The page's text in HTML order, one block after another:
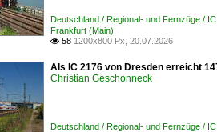
Deutschland / Regional- und Fernzüge /
Frankfurt (Main)
 58 1200x800 Px, 20.07.2026
Als IC 2176 von Dresden erreicht
Christian Geschonneck
Deutschland / Regional- und Fernzüge /